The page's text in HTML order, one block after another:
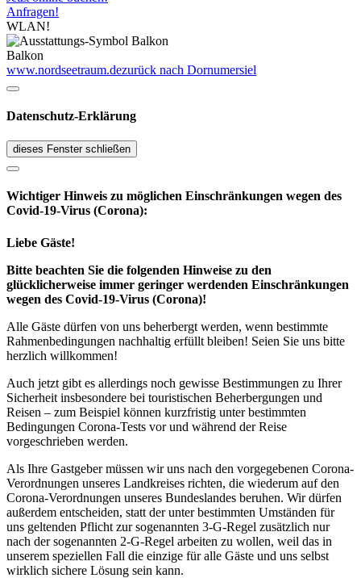
Anfragen!
WLAN!
Balkon
www.nordseetraum.dezurück nach Dornumersiel
Datenschutz-Erklärung
dieses Fenster schließen
Wichtiger Hinweis zu möglichen Ein­schränk­ungen wegen des
Covid-19-Virus (Corona):
Liebe Gäste!
Bitte beachten Sie die folgenden Hinweise zu den
glücklicherweise immer geringer werdenden Einschränkungen
wegen des Covid-19-Virus (Corona)!
Alle Gäste dürfen von uns beherbergt werden, wenn bestimmte
Rahmenbedingungen nachhaltig erfüllt bleiben! Seien Sie uns bitte
herzlich willkommen!
Auch jetzt gibt es allerdings noch gewisse Bestimmungen zu Ihrer
Sicherheit insbesondere bei touristischen Beherbergungen und
Reisen – zum Beispiel können kurzfristig unter bestimmten
Bedingungen Corona-Tests vor und während der Reise
vorgeschrieben werden.
Als Ihre Gastgeber müssen wir uns nach den vorgegebenen Corona-
Verordnungen unseres Landkreises richten, die wiederum auf den
Corona-Verordnungen unseres Bundeslandes beruhen. Wir dürfen
außerdem entscheiden, statt der unter bestimmten Umständen für
uns geltenden Pflicht zur sogenannten 3-G-Regel zusätzlich nur
nach der sogenannten 2-G-Regel arbeiten zu wollen, weil das in
unserem speziellen Fall die einzige für alle Gäste und uns selbst
wirklich sichere Lösung sein kann.